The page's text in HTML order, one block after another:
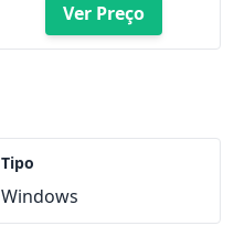
Ver Preço
Tipo
Windows